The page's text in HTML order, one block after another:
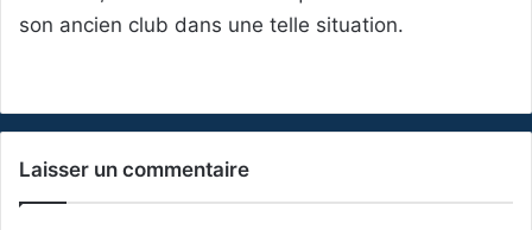
son ancien club dans une telle situation.
Laisser un commentaire